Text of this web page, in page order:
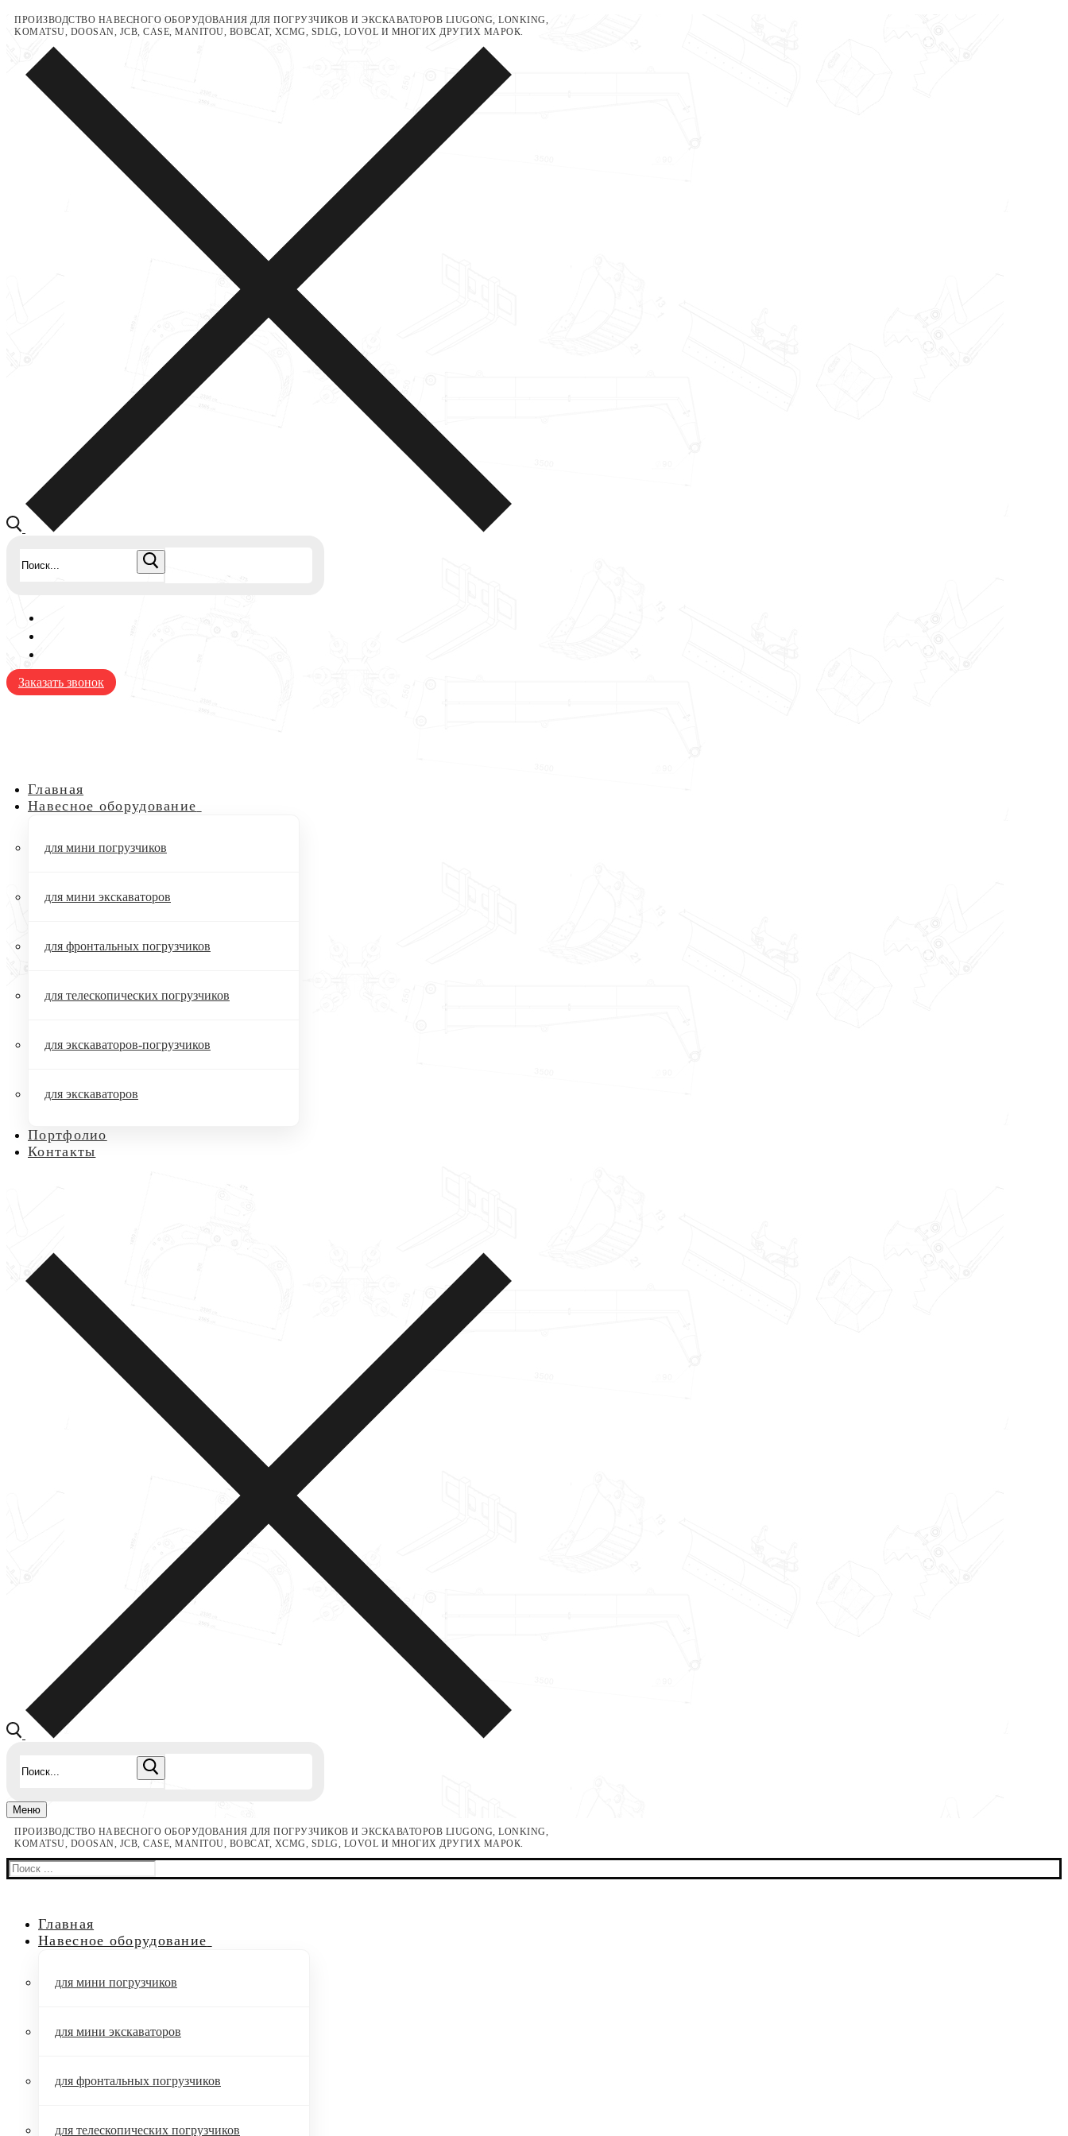
Перейти
содержимому
Меню
Закрыть
ПРОИЗВОДСТВО НАВЕСНОГО ОБОРУДОВАНИЯ ДЛЯ ПОГРУЗЧИКОВ И ЭКСКАВАТОРОВ LIUGONG, LONKING,
KOMATSU, DOOSAN, JCB, CASE, MANITOU, BOBCAT, XCMG, SDLG, LOVOL И МНОГИХ ДРУГИХ МАРОК.
Заказать звонок
Главная
Навесное оборудование
для мини погрузчиков
для мини экскаваторов
для фронтальных погрузчиков
для телескопических погрузчиков
для экскаваторов-погрузчиков
для экскаваторов
Портфолио
Контакты
Меню
ПРОИЗВОДСТВО НАВЕСНОГО ОБОРУДОВАНИЯ ДЛЯ ПОГРУЗЧИКОВ И ЭКСКАВАТОРОВ LIUGONG, LONKING,
KOMATSU, DOOSAN, JCB, CASE, MANITOU, BOBCAT, XCMG, SDLG, LOVOL И МНОГИХ ДРУГИХ МАРОК.
Найти:
Главная
Навесное оборудование
для мини погрузчиков
для мини экскаваторов
для фронтальных погрузчиков
для телескопических погрузчиков